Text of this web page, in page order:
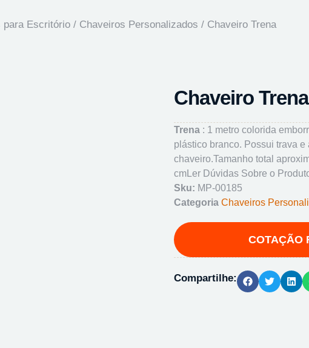
para Escritório/ Chaveiros Personalizados / Chaveiro Trena
Chaveiro Trena
Trena : 1 metro colorida
plástico branco. Possui trava e
chaveiro.Tamanho total
cm Ler Dúvidas Sobre o
Sku: MP-00185
Categoria Chaveiros
Compartilhe: